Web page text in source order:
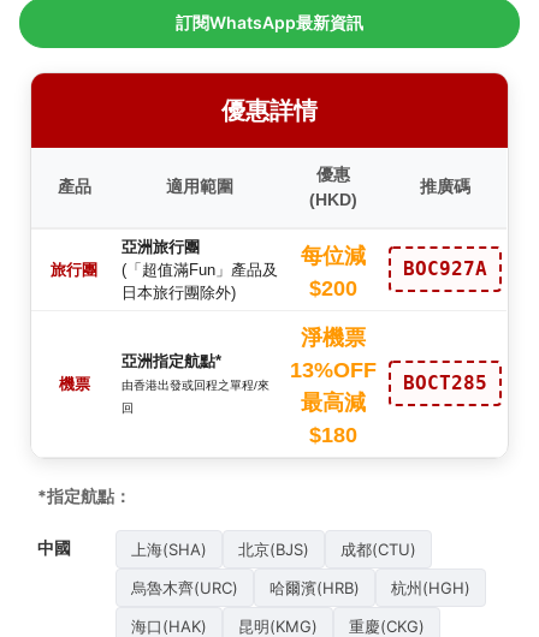
訂閱WhatsApp最新資訊
優惠詳情
產品 適用範圍
優惠
(HKD)
推廣碼
旅行團
亞洲旅行團
(「超值滿Fun」產品及
日本旅行團除外)
每位減
$200
BOC927A
機票
亞洲指定航點*
由香港出發或回程之單程/來
回
淨機票
13%OFF
最高減
$180
BOCT285
*指定航點：
中國 上海(SHA) 北京(BJS)
成都(CTU)
烏魯木齊(URC)
哈爾濱(HRB)
杭州(HGH)
海口(HAK)
昆明(KMG)
重慶(CKG)